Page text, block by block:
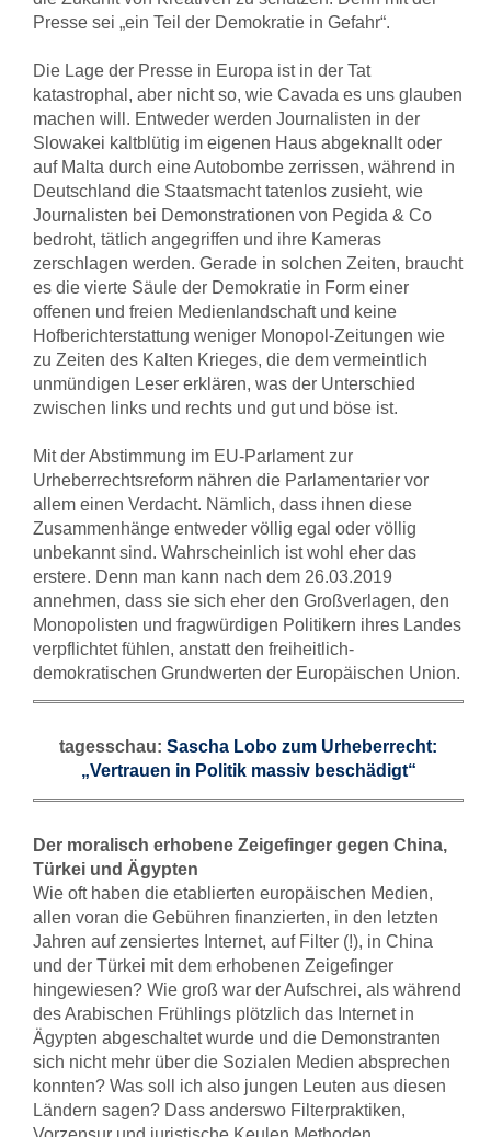
Presse sei „ein Teil der Demokratie in Gefahr“.
Die Lage der Presse in Europa ist in der Tat
katastrophal, aber nicht so, wie Cavada es uns glauben
machen will. Entweder werden Journalisten in der
Slowakei kaltblütig im eigenen Haus abgeknallt oder
auf Malta durch eine Autobombe zerrissen, während in
Deutschland die Staatsmacht tatenlos zusieht, wie
Journalisten bei Demonstrationen von Pegida & Co
bedroht, tätlich angegriffen und ihre Kameras
zerschlagen werden. Gerade in solchen Zeiten, braucht
es die vierte Säule der Demokratie in Form einer
offenen und freien Medienlandschaft und keine
Hofberichterstattung weniger Monopol-Zeitungen wie
zu Zeiten des Kalten Krieges, die dem vermeintlich
unmündigen Leser erklären, was der Unterschied
zwischen links und rechts und gut und böse ist.
Mit der Abstimmung im EU-Parlament zur
Urheberrechtsreform nähren die Parlamentarier vor
allem einen Verdacht. Nämlich, dass ihnen diese
Zusammenhänge entweder völlig egal oder völlig
unbekannt sind. Wahrscheinlich ist wohl eher das
erstere. Denn man kann nach dem 26.03.2019
annehmen, dass sie sich eher den Großverlagen, den
Monopolisten und fragwürdigen Politikern ihres Landes
verpflichtet fühlen, anstatt den freiheitlich-
demokratischen Grundwerten der Europäischen Union.
tagesschau: Sascha Lobo zum Urheberrecht:
„Vertrauen in Politik massiv beschädigt“
Der moralisch erhobene Zeigefinger gegen China,
Türkei und Ägypten
Wie oft haben die etablierten europäischen Medien,
allen voran die Gebühren finanzierten, in den letzten
Jahren auf zensiertes Internet, auf Filter (!), in China
und der Türkei mit dem erhobenen Zeigefinger
hingewiesen? Wie groß war der Aufschrei, als während
des Arabischen Frühlings plötzlich das Internet in
Ägypten abgeschaltet wurde und die Demonstranten
sich nicht mehr über die Sozialen Medien absprechen
konnten? Was soll ich also jungen Leuten aus diesen
Ländern sagen? Dass anderswo Filterpraktiken,